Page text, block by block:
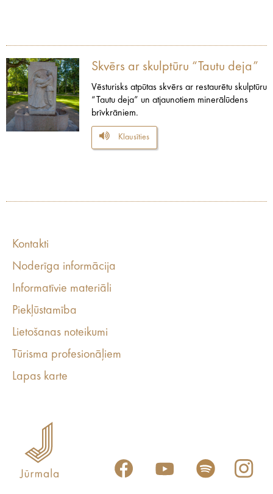
Skvērs ar skulptūru “Tautu deja”
Vēsturisks atpūtas skvērs ar restaurētu skulptūru
“Tautu deja” un atjaunotiem minerālūdens
brīvkrāniem.
Klausīties
Kontakti
Noderīga informācija
Informatīvie materiāli
Piekļūstamība
Lietošanas noteikumi
Tūrisma profesionāļiem
Lapas karte